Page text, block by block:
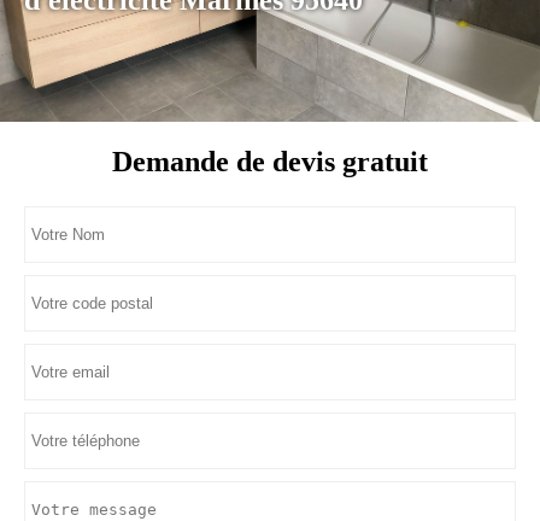
Demande de devis gratuit